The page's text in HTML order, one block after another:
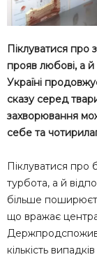
Піклуватися про
прояв любові, а
Україні
сказу серед
захворювання
себе та
Піклуватися
турбота, а й
більше
що вражає
кількість